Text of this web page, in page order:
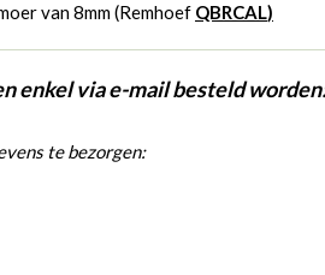
van 8mm (Remhoef QBRCAL)
enkel via e-mail besteld
te bezorgen: